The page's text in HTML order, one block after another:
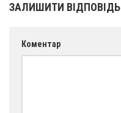
ЗАЛИШИТИ ВІДПОВІДЬ
Коментар